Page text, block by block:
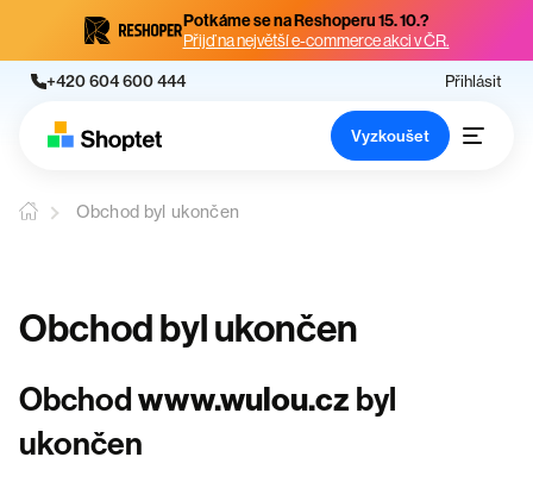
Potkáme se na Reshoperu 15. 10.?
Přijď na největší e-commerce akci v ČR.
+420 604 600 444 Přihlásit
Vyzkoušet
Obchod byl ukončen
Obchod byl ukončen
Obchodwww.wulou.cz byl
ukončen